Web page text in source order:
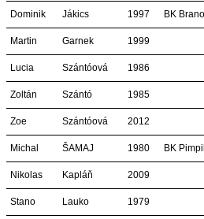
Dominik Jákics 1997 BK
Martin Garnek 1999
Lucia Szántóová 1986
Zoltán Szántó 1985
Zoe Szántóová 2012
Michal ŠAMAJ 1980 BK
Nikolas Kapláň 2009
Stano Lauko 1979